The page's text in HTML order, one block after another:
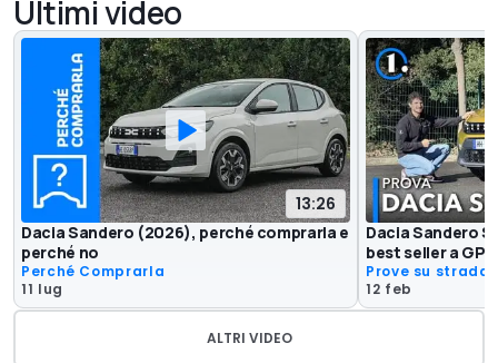
Ultimi video
13:26
Dacia Sandero (2026), perché comprarla e
perché no
Perché Comprarla
11 lug
Dacia Sandero
best seller a GPL
Prove su strada
12 feb
ALTRI VIDEO